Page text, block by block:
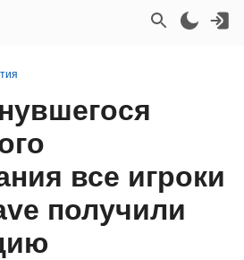
все игроки
получили